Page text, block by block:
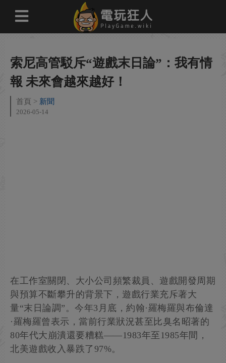
索尼高管駁斥“遊戲末日論”：我有情
報 未來會越來越好！
首頁 新聞
2026-05-14
在工作室關閉、大小公司頻繁裁員、遊戲開發周期
與預算不斷攀升的背景下，遊戲行業充斥著大
量“末日論調”。今年3月底，約翰·羅梅羅與布倫達
·羅梅羅曾表示，當前行業狀況甚至比臭名昭著的
80年代大崩潰還要糟糕——1983年至1985年間，
北美遊戲收入暴跌了97%。